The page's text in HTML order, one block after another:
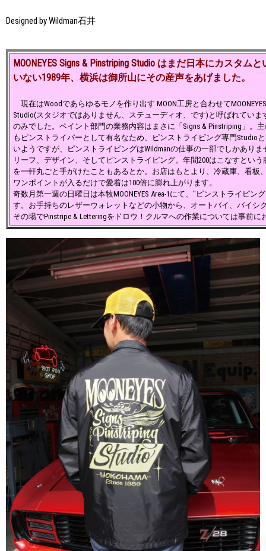
Designed by Wildman石井
MOONEYES Signs & Pinstriping Studio はまだ日本にカスタム
いない1989年、横浜は御所山にその産声をあげました。
現在はWoodであらゆるモノを作り出す MOON工房と合わせて
Studio(スタジオではありません、ステューディオ、です)と呼ばれてい
のみでした。ペイント部門の業務内容はまさに「Signs & Pinstriping」。
もピンストライパーとして有名なため、ピンストライピング専門Studio
いようですが、ピンストライピングはWildmanの仕事の一部でしかあり
リーフ、デザイン、そしてピンストライピング。年間200はこなすとい
を一軒丸ごと手がけたこともあるとか。お店はもとより、冷蔵庫、看板
ワンポイントが入るだけで愛着は100倍に膨れ上がります。
奇数月第一週の日曜日は本牧MOONEYES Area-1にて、"ピンストライピン
す。お手持ちのレザーウォレットなどの小物から、オートバイ、バイシ
その場でPinstripe & Letteringをドロウ！クルマへの作業については事前に